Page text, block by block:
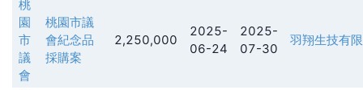
桃
園
市
議
會
桃園市議
會紀念品
採購案
2,250,000
2025-
06-24
2025-
07-30
羽翔生技有